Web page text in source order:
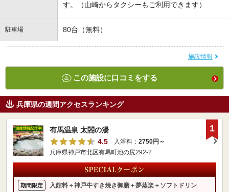
す。（山崎からタクシーもご利用できます）
駐車場 80台（無料）
施設情報
この施設に口コミをする
兵庫県の週間アクセスランキング
有馬温泉 太閤の湯
4.5
入浴料： 2750円～
兵庫県神戸市北区有馬町池の尻292-2
期間限定
入館料＋神戸牛すき焼き御膳＋夢蒸楽＋ソフトドリン
1